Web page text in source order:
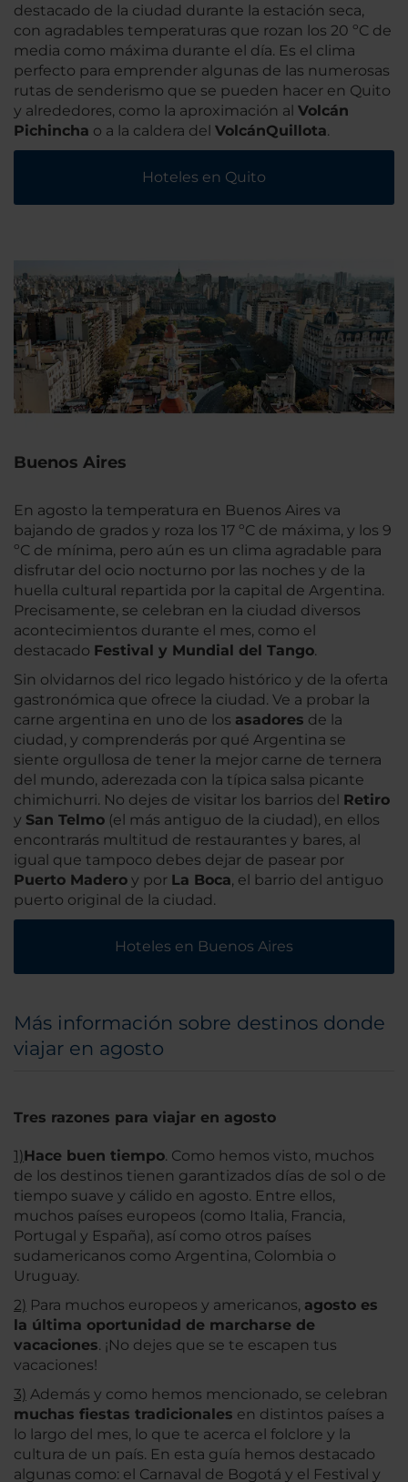
destacado de la ciudad durante la estación seca,
con agradables temperaturas que rozan los 20 ºC de
media como máxima durante el día. Es el clima
perfecto para emprender algunas de las numerosas
rutas de senderismo que se pueden hacer en Quito
y alrededores, como la aproximación al Volcán
Pichincha o a la caldera del VolcánQuillota.
Hoteles en Quito
Buenos Aires
En agosto la temperatura en Buenos Aires va
bajando de grados y roza los 17 ºC de máxima, y los 9
ºC de mínima, pero aún es un clima agradable para
disfrutar del ocio nocturno por las noches y de la
huella cultural repartida por la capital de Argentina.
Precisamente, se celebran en la ciudad diversos
acontecimientos durante el mes, como el
destacado Festival y Mundial del Tango.
Sin olvidarnos del rico legado histórico y de la oferta
gastronómica que ofrece la ciudad. Ve a probar la
carne argentina en uno de los asadores de la
ciudad, y comprenderás por qué Argentina se
siente orgullosa de tener la mejor carne de ternera
del mundo, aderezada con la típica salsa picante
chimichurri. No dejes de visitar los barrios del Retiro
y San Telmo (el más antiguo de la ciudad), en ellos
encontrarás multitud de restaurantes y bares, al
igual que tampoco debes dejar de pasear por
Puerto Madero y por La Boca, el barrio del antiguo
puerto original de la ciudad.
Hoteles en Buenos Aires
Más información sobre destinos donde
viajar en agosto
Tres razones para viajar en agosto
1)Hace buen tiempo. Como hemos visto, muchos
de los destinos tienen garantizados días de sol o de
tiempo suave y cálido en agosto. Entre ellos,
muchos países europeos (como Italia, Francia,
Portugal y España), así como otros países
sudamericanos como Argentina, Colombia o
Uruguay.
2) Para muchos europeos y americanos, agosto es
la última oportunidad de marcharse de
vacaciones. ¡No dejes que se te escapen tus
vacaciones!
3) Además y como hemos mencionado, se celebran
muchas fiestas tradicionales en distintos países a
lo largo del mes, lo que te acerca el folclore y la
cultura de un país. En esta guía hemos destacado
algunas como: el Carnaval de Bogotá y el Festival y